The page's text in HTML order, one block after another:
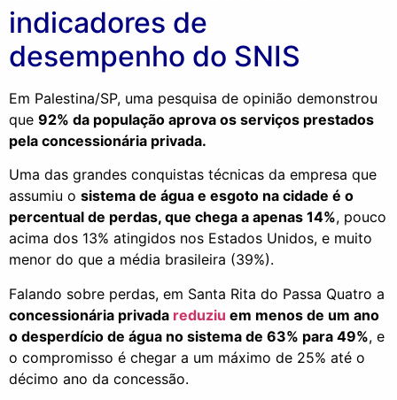
indicadores de
desempenho do SNIS
Em Palestina/SP, uma pesquisa de opinião demonstrou
que 92% da população aprova os serviços prestados
pela concessionária privada.
Uma das grandes conquistas técnicas da empresa que
assumiu o sistema de água e esgoto na cidade é o
percentual de perdas, que chega a apenas 14%, pouco
acima dos 13% atingidos nos Estados Unidos, e muito
menor do que a média brasileira (39%).
Falando sobre perdas, em Santa Rita do Passa Quatro a
concessionária privada reduziu em menos de um ano
o desperdício de água no sistema de 63% para 49%, e
o compromisso é chegar a um máximo de 25% até o
décimo ano da concessão.